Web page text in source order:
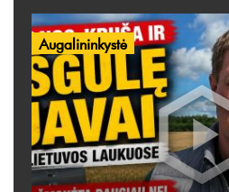
Augalininkystė